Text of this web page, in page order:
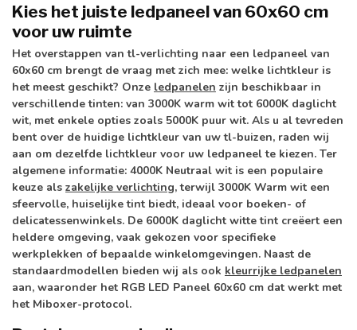
Kies het juiste ledpaneel van 60x60 cm
voor uw ruimte
Het overstappen van tl-verlichting naar een ledpaneel van
60x60 cm brengt de vraag met zich mee: welke lichtkleur is
het meest geschikt? Onze ledpanelen zijn beschikbaar in
verschillende tinten: van 3000K warm wit tot 6000K daglicht
wit, met enkele opties zoals 5000K puur wit. Als u al tevreden
bent over de huidige lichtkleur van uw tl-buizen, raden wij
aan om dezelfde lichtkleur voor uw ledpaneel te kiezen. Ter
algemene informatie: 4000K Neutraal wit is een populaire
keuze als zakelijke verlichting, terwijl 3000K Warm wit een
sfeervolle, huiselijke tint biedt, ideaal voor boeken- of
delicatessenwinkels. De 6000K daglicht witte tint creëert een
heldere omgeving, vaak gekozen voor specifieke
werkplekken of bepaalde winkelomgevingen. Naast de
standaardmodellen bieden wij als ook kleurrijke ledpanelen
aan, waaronder het RGB LED Paneel 60x60 cm dat werkt met
het Miboxer-protocol.